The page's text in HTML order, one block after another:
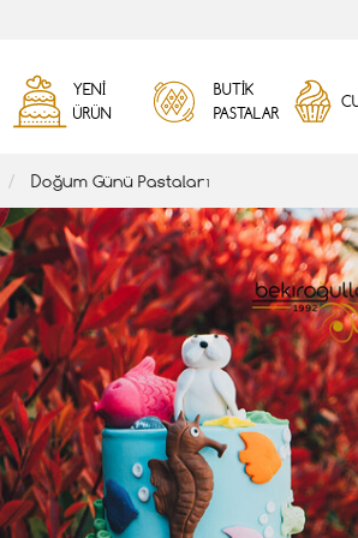
YENI
ÜRÜN
BUTİK
PASTALAR
Doğum Günü Pastaları